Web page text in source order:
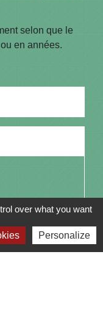
selon que le
en années.
over what you want
Personalize